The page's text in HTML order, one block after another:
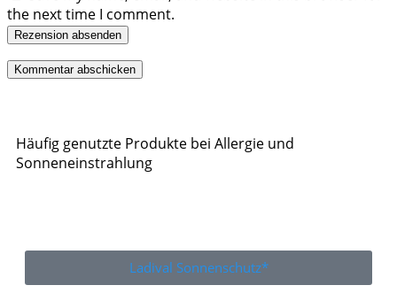
the next time I comment.
Rezension absenden
Häufig genutzte Produkte bei Allergie und
Sonneneinstrahlung
Ladival Sonnenschutz*